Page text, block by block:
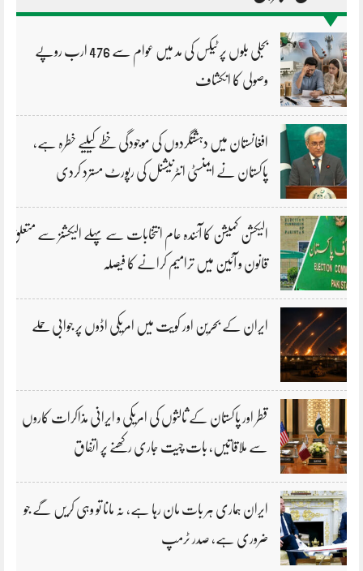
بجلی بلوں پر ٹیکس کی مد میں عوام سے 476 ارب روپے
وصولی کا انکشاف
افغانستان میں دہشتگردوں کی موجودگی خطے کیلیے خطرہ ہے،
پاکستان نے ایمنسٹی انٹرنیشنل کی رپورٹ مسترد کردی
الیکشن کمیشن کا آئندہ عام انتخابات سے پہلے الیکشنز سے متعلق
قانون و آئین میں ترامیم کرانے کا فیصلہ
ایران کے بحرین اور کویت میں امریکی اڈوں پر جوابی حملے
قطر اور پاکستان کے ثالثوں کی امریکی و ایرانی مذاکرات کاروں
سے ملاقاتیں، بات چیت جاری رکھنے پر اتفاق
ایران ہماری ہر بات مان رہا ہے، نہ مانا تو وہی کریں گے جو
ضروری ہے، صدر ٹرمپ